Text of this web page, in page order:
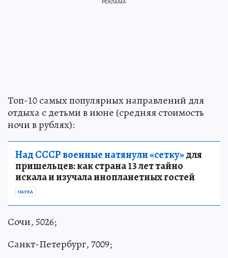
Топ-10 самых популярных направлений для
отдыха с детьми в июне (средняя стоимость
ночи в рублях):
Над СССР военные натянули «сетку»для
пришельцев: как страна 13 лет тайно
искала и изучала инопланетных гостей
НАУКА
Сочи, 5026;
Санкт-Петербург, 7009;